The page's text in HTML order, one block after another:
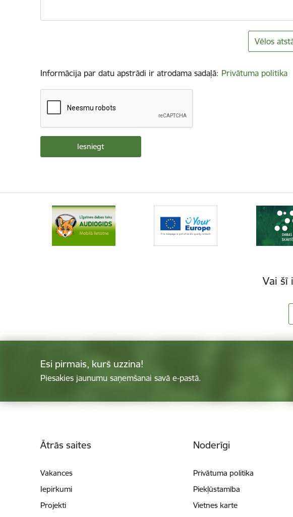
Vēlos
Informācija par datu apstrādi ir atrodama sadaļā: Privātuma politika
Vai šī
Esi pirmais, kurš uzzina!
Piesakies jaunumu saņemšanai savā e-pastā.
Ātrās saites
Vakances
Iepirkumi
Projekti
Noderīgi
Privātuma politika
Piekļūstamība
Vietnes karte